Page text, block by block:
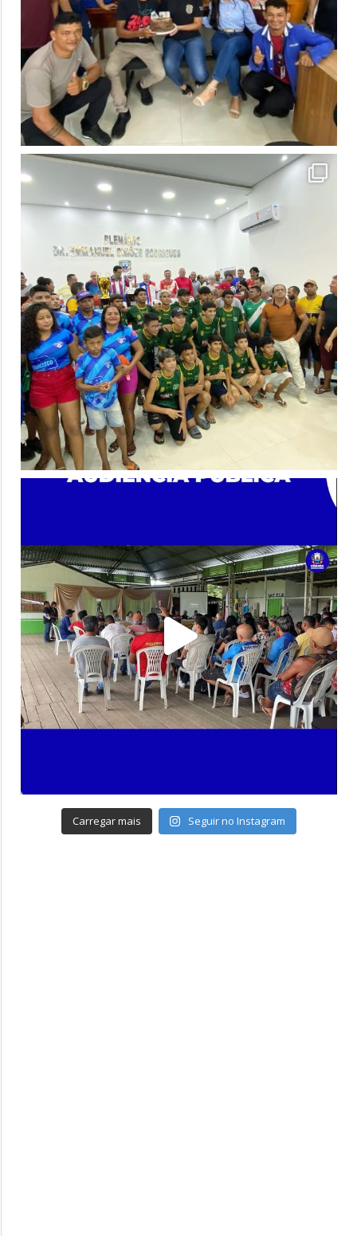
Carregar mais Seguir no Instagram